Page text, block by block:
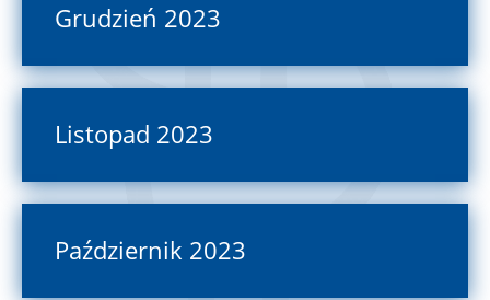
Grudzień 2023
Listopad 2023
Październik 2023